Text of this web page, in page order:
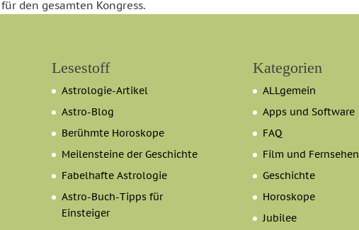
den gesamten Kongress.
Lesestoff
Astrologie-Artikel
Astro-Blog
Berühmte Horoskope
Meilensteine der Geschichte
Fabelhafte Astrologie
Astro-Buch-Tipps für
Einsteiger
Kategorien
ALLgemein
Apps und Software
FAQ
Film und Fernsehen
Geschichte
Horoskope
Jubilee